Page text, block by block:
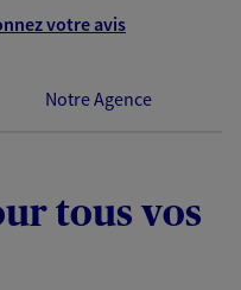
votre avis
Notre Agence
tous vos